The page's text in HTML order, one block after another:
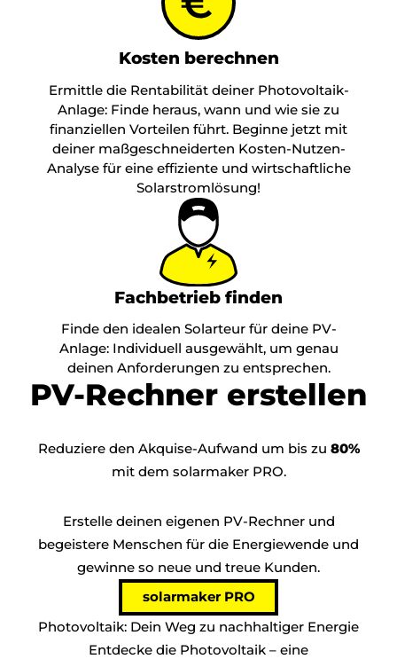
Kosten berechnen
Ermittle die Rentabilität deiner Photovoltaik-
Anlage: Finde heraus, wann und wie sie zu
finanziellen Vorteilen führt. Beginne jetzt mit
deiner maßgeschneiderten Kosten-Nutzen-
Analyse für eine effiziente und wirtschaftliche
Solarstromlösung!
Fachbetrieb finden
Finde den idealen Solarteur für deine PV-
Anlage: Individuell ausgewählt, um genau
deinen Anforderungen zu entsprechen.
PV-Rechner erstellen
Reduziere den Akquise-Aufwand um bis zu 80%
mit dem solarmaker PRO.
Erstelle deinen eigenen PV-Rechner und
begeistere Menschen für die Energiewende und
gewinne so neue und treue Kunden.
solarmaker PRO
Photovoltaik: Dein Weg zu nachhaltiger Energie
Entdecke die Photovoltaik – eine